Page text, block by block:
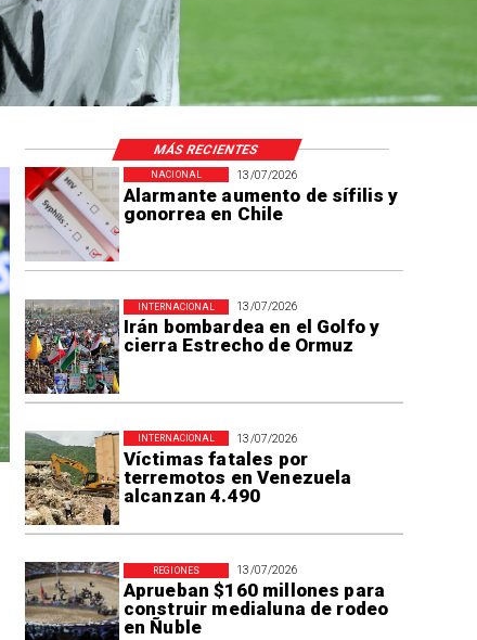
13/07/2026
Alarmante aumento de sífilis y
gonorrea en Chile
NACIONAL
13/07/2026
Irán bombardea en el Golfo y
cierra Estrecho de Ormuz
INTERNACIONAL
13/07/2026
Víctimas fatales por
terremotos en Venezuela
alcanzan 4.490
INTERNACIONAL
13/07/2026
Aprueban $160 millones para
construir medialuna de rodeo
en Ñuble
REGIONES
MÁS RECIENTES